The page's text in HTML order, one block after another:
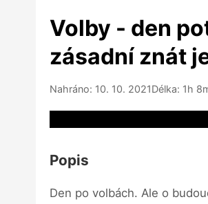
Volby - den
zásadní znát
Nahráno: 10. 10. 2021Délka: 1h
Popis
Den po volbách. Ale o